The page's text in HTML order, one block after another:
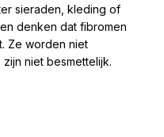
sieraden, kleding of
denken dat fibromen
Ze worden niet
niet besmettelijk.